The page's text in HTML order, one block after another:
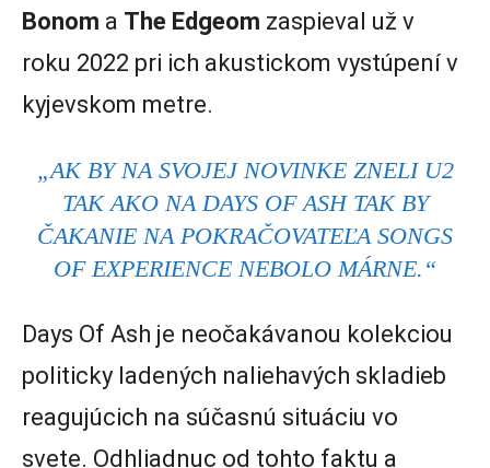
Bonom a The Edgeom zaspieval už v
roku 2022 pri ich akustickom vystúpení v
kyjevskom metre.
„AK BY NA SVOJEJ NOVINKE ZNELI U2
TAK AKO NA DAYS OF ASH TAK BY
ČAKANIE NA POKRAČOVATEĽA SONGS
OF EXPERIENCE NEBOLO MÁRNE.“
Days Of Ash je neočakávanou kolekciou
politicky ladených naliehavých skladieb
reagujúcich na súčasnú situáciu vo
svete. Odhliadnuc od tohto faktu a